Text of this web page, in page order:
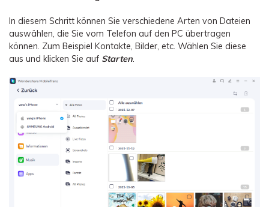
In diesem Schritt können Sie verschiedene Arten von Dateien
auswählen, die Sie vom Telefon auf den PC übertragen
können. Zum Beispiel Kontakte, Bilder, etc. Wählen Sie diese
aus und klicken Sie auf Starten.